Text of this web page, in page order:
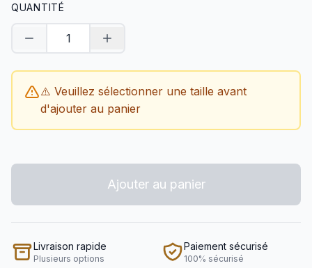
QUANTITÉ
Diminuer la quantitéAugmenter la quantité
⚠️ Veuillez sélectionner une taille avant
d'ajouter au panier
Ajouter au panier
Livraison rapide
Plusieurs options
Paiement sécurisé
100% sécurisé